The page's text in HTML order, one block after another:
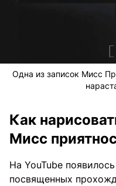
Одна из записок Мисс
Как
Мисс
На YouTube
посвященных